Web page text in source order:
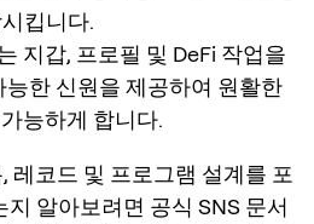
킵니다.
지갑, 프로필 및 DeFi 작업을
한 신원을 제공하여 원활한
능하게 합니다.
레코드 및 프로그램 설계를 포
알아보려면 공식 SNS 문서